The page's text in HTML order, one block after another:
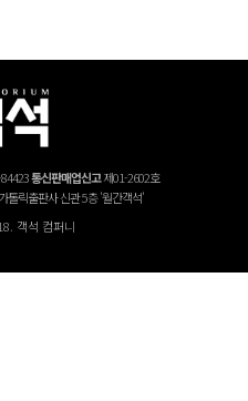
통신판매업신고제01-2602호
톨릭출판사 신관 5층 '월간객석'
객석 컴퍼니